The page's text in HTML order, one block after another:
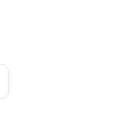
Page